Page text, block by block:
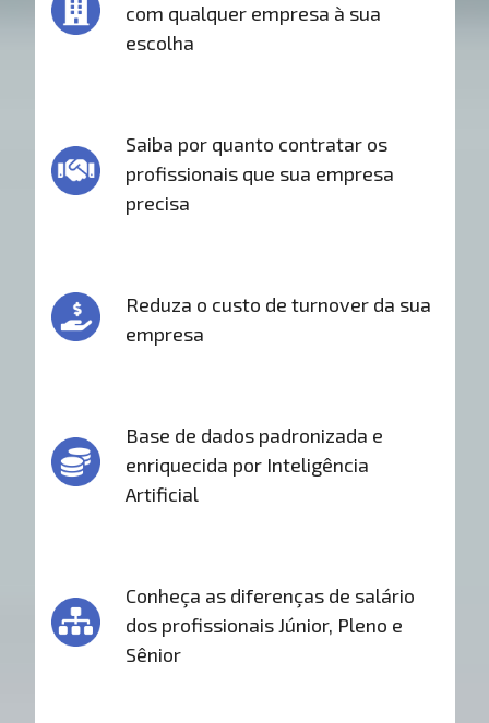
com qualquer empresa à sua
escolha
Saiba por quanto contratar os
profissionais que sua empresa
precisa
Reduza o custo de turnover da sua
empresa
Base de dados padronizada e
enriquecida por Inteligência
Artificial
Conheça as diferenças de salário
dos profissionais Júnior, Pleno e
Sênior